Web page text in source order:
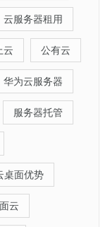
云服务器租用
云 公有云
华为云服务器
服务器托管
桌面优势
云